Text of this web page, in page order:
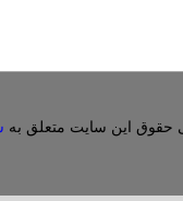
حقوق این سایت متعلق به